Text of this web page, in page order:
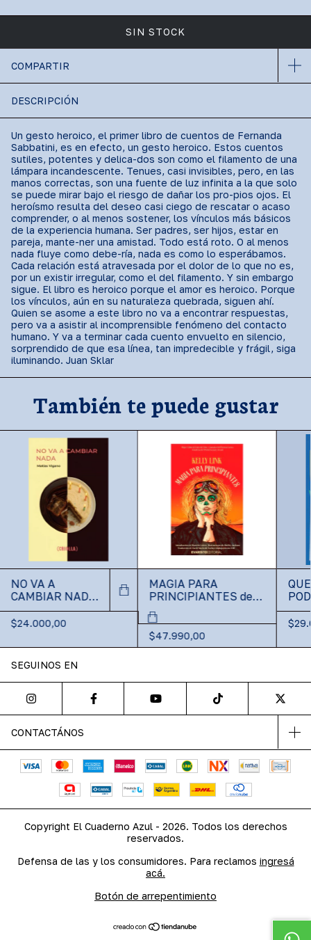
COMPARTIR
DESCRIPCIÓN
Un gesto heroico, el primer libro de cuentos de Fernanda
Sabbatini, es en efecto, un gesto heroico. Estos cuentos
sutiles, potentes y delica-dos son como el filamento de una
lámpara incandescente. Tenues, casi invisibles, pero, en las
manos correctas, son una fuente de luz infinita a la que solo
se puede mirar bajo el riesgo de dañar los pro-pios ojos. El
heroísmo resulta del deseo casi ciego de rescatar o acaso
comprender, o al menos sostener, los vínculos más básicos
de la experiencia humana. Ser padres, ser hijos, estar en
pareja, mante-ner una amistad. Todo está roto. O al menos
nada fluye como debe-ría, nada es como lo esperábamos.
Cada relación está atravesada por el dolor de lo que no es,
por un existir irregular, como el del filamento. Y sin embargo
sigue. El libro es heroico porque el amor es heroico. Porque
los vínculos, aún en su naturaleza quebrada, siguen ahí.
Quien se asome a este libro no va a encontrar respuestas,
pero va a asistir al incomprensible fenómeno del contacto
humano. Y va a terminar cada cuento envuelto en silencio,
sorprendido de que esa línea, tan impredecible y frágil, siga
iluminando. Juan Sklar
También te puede gustar
NO VA A
CAMBIAR NADA
de Matías
Vigano
$24.000,00
MAGIA PARA
PRINCIPIANTES de
Kelly Link
$47.990,00
SEGUINOS EN
CONTACTÁNOS
Copyright El Cuaderno Azul - 2026. Todos los derechos
reservados.
Defensa de las y los consumidores. Para reclamos ingresá
acá.
Botón de arrepentimiento